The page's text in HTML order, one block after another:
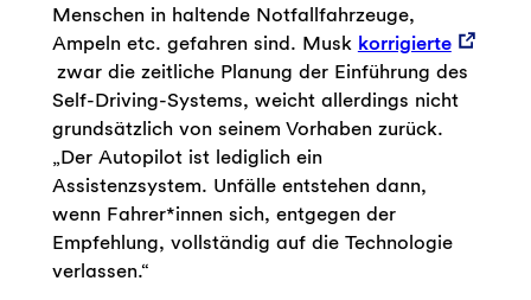
Menschen in haltende Notfallfahrzeuge,
Ampeln etc. gefahren sind. Musk korrigierte
zwar die zeitliche Planung der Einführung des
Self-Driving-Systems, weicht allerdings nicht
grundsätzlich von seinem Vorhaben zurück.
„Der Autopilot ist lediglich ein
Assistenzsystem. Unfälle entstehen dann,
wenn Fahrer*innen sich, entgegen der
Empfehlung, vollständig auf die Technologie
verlassen.“